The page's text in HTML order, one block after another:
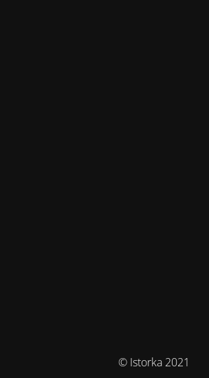
© Istorka 2021